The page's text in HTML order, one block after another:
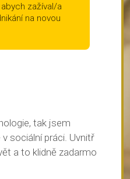
zažíval/a
na novou
tak jsem
sociální práci. Uvnitř
a to klidně zadarmo